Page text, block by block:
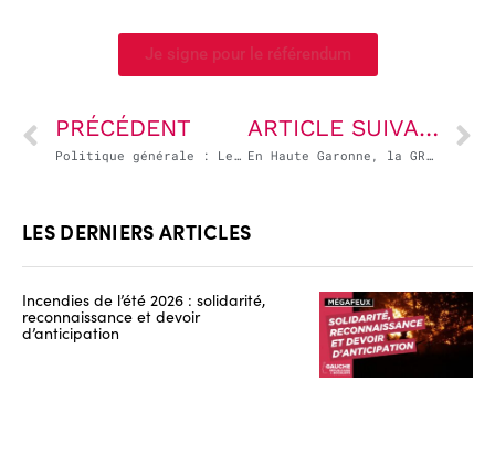
Je signe pour le référendum
PRÉCÉDENT
Politique générale : Le Gouvernement maintient le cap … à droite toute !
ARTICLE SUIVANT
En Haute Garonne, la GRS est lancée !
LES DERNIERS ARTICLES
Incendies de l’été 2026 : solidarité,
reconnaissance et devoir
d’anticipation